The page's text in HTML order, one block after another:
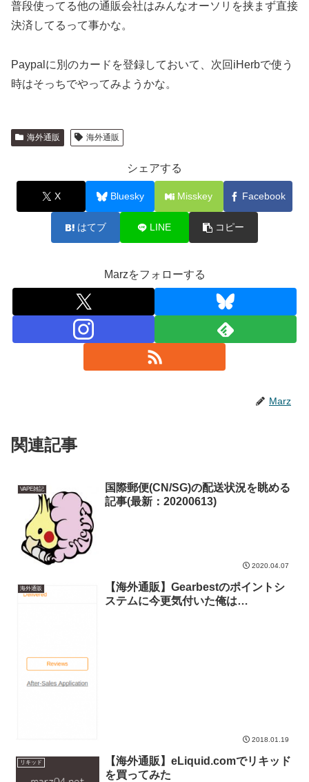
普段使ってる他の通販会社はみんなオーソリを挟まず直接
決済してるって事かな。
Paypalに別のカードを登録しておいて、次回iHerbで使う
時はそっちでやってみようかな。
海外通販 海外通販
シェアする
X Bluesky Misskey Facebook
はてブ LINE コピー
Marzをフォローする
Marz
関連記事
VAPE雑記
国際郵便(CN/SG)の配送状況を眺める
記事(最新：20200613)
2020.04.07
海外通販
【海外通販】Gearbestのポイントシ
ステムに今更気付いた俺は…
2018.01.19
リキッド
【海外通販】eLiquid.comでリキッド
を買ってみた